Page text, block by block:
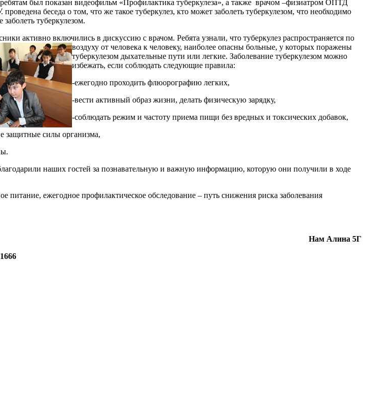
был показан видеофильм «Профилактика туберкулеза», а также врачом –физиатром ОПТД
беседа о том, что же такое туберкулез, кто может заболеть туберкулезом, что необходимо
заболеть туберкулезом.
активно включились в дискуссию с врачом. Ребята узнали, что туберкулез распространяется по
воздуху от человека к человеку, наиболее опасны больные, у которых поражены
туберкулезом дыхательные пути или легкие. Заболевание туберкулезом можно
избежать, если соблюдать следующие правила:
-ежегодно проходить флюорографию легких,
-вести активный образ жизни, делать физическую зарядку,
-соблюдать режим и частоту приема пищи без вредных и токсических добавок,
защитные силы организма,
наших гостей за познавательную и важную информацию, которую они получили в ходе
питание, ежегодное профилактическое обследование – путь снижения риска заболевания
Нам Алина 5Г
1666